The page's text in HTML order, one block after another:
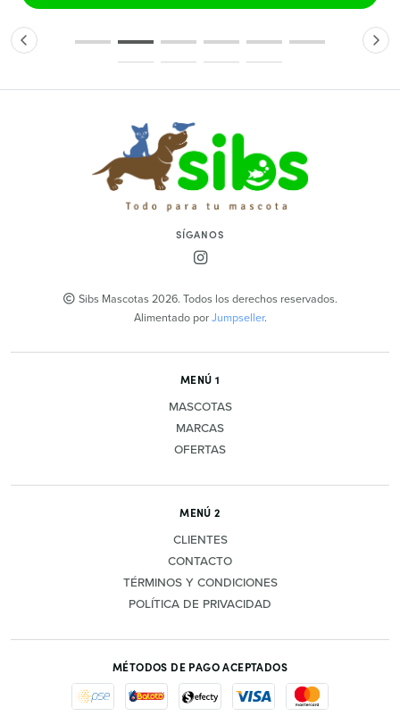
SÍGANOS
Sibs Mascotas 2026. Todos los derechos reservados.
Alimentado porJumpseller.
MENÚ 1
MASCOTAS
MARCAS
OFERTAS
MENÚ 2
CLIENTES
CONTACTO
TÉRMINOS Y CONDICIONES
POLÍTICA DE PRIVACIDAD
MÉTODOS DE PAGO ACEPTADOS